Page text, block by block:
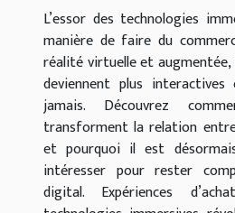
L’essor des technologies
manière de faire du
réalité virtuelle et augmentée,
deviennent plus interactives
jamais. Découvrez
transforment la relation
et pourquoi il est
intéresser pour rester
digital. Expériences